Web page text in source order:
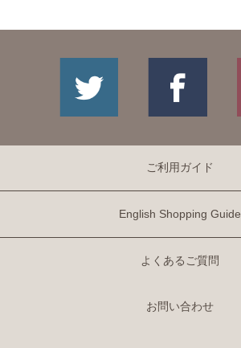
ご利用ガイド
English Shopping Guide
よくあるご質問
お問い合わせ